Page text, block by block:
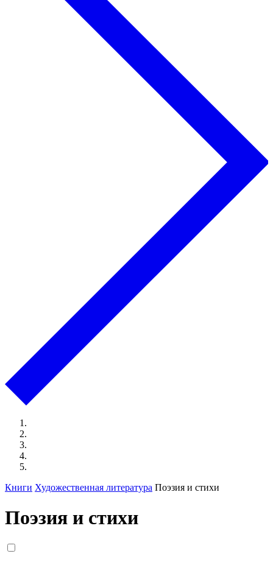
Книги Художественная литература Поэзия и стихи
Поэзия и стихи